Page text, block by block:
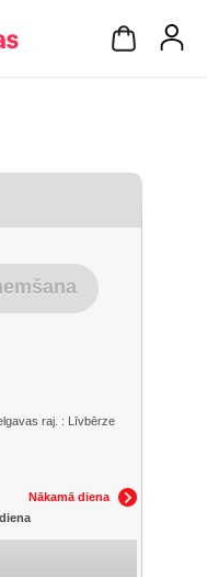
raj. : Līvbērze
Nākamā diena